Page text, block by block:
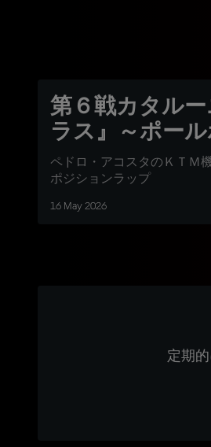
第６戦カタル
ラス』～ポー
ペドロ・アコスタのＫＴＭ
ポジションラップ
16 May 2026
定期